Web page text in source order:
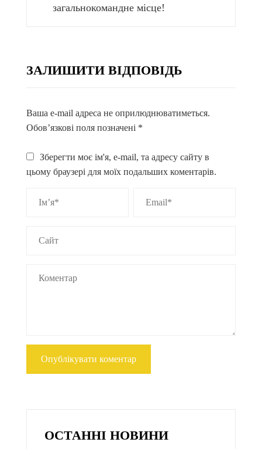
загальнокомандне місце!
ЗАЛИШИТИ ВІДПОВІДЬ
Ваша e-mail адреса не оприлюднюватиметься.
Обов’язкові поля позначені *
Зберегти моє ім'я, e-mail, та адресу сайту в
цьому браузері для моїх подальших коментарів.
ОСТАННІ НОВИНИ